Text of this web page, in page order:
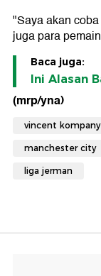
"Saya akan
juga para
Baca juga:
Ini Alasan
(mrp/yna)
vincent kompany
manchester city
liga jerman